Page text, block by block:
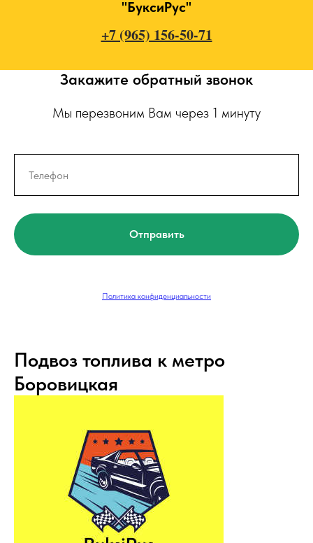
"БуксиРус"
+7 (965) 156-50-71
Закажите обратный звонок
Мы перезвоним Вам через 1 минуту
Отправить
Политика конфиденциальности
Подвоз топлива к метро
Боровицкая